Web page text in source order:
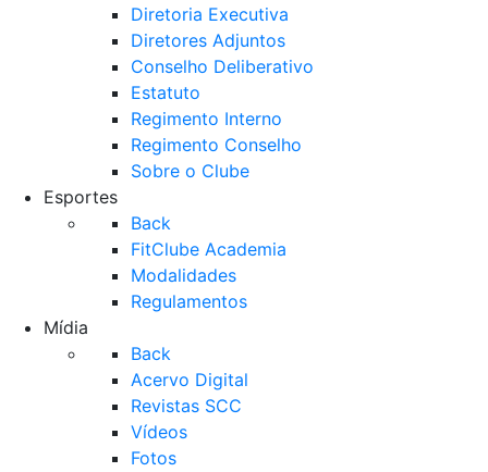
Diretoria Executiva
Diretores Adjuntos
Conselho Deliberativo
Estatuto
Regimento Interno
Regimento Conselho
Sobre o Clube
Esportes
Back
FitClube Academia
Modalidades
Regulamentos
Mídia
Back
Acervo Digital
Revistas SCC
Vídeos
Fotos